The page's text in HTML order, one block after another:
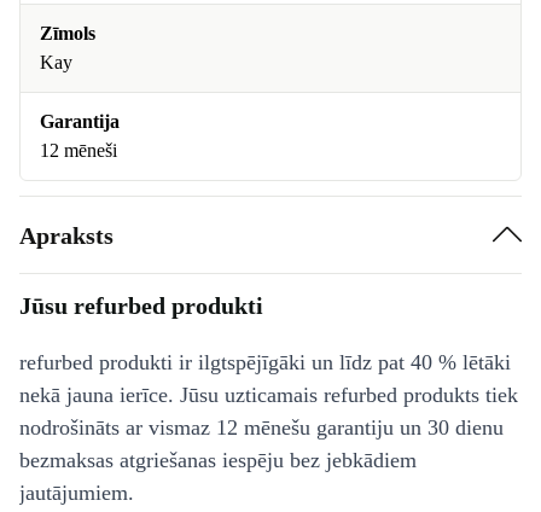
Zīmols
Kay
Garantija
12 mēneši
Apraksts
Jūsu refurbed produkti
refurbed produkti ir ilgtspējīgāki un līdz pat 40 % lētāki
nekā jauna ierīce. Jūsu uzticamais refurbed produkts tiek
nodrošināts ar vismaz 12 mēnešu garantiju un 30 dienu
bezmaksas atgriešanas iespēju bez jebkādiem
jautājumiem.